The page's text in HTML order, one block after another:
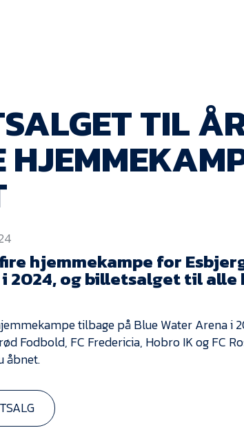
TIL
hjemmekampe for
2024, og billetsalget til alle
tilbage på Blue Water Arena i
Fodbold, FC Fredericia, Hobro IK og FC
åbnet.